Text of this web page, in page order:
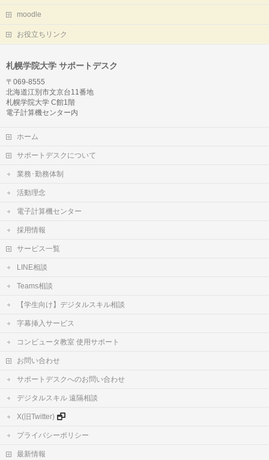
moodle
お役立ちリンク
札幌学院大学 サポートデスク
〒069-8555
北海道江別市文京台11番地
札幌学院大学 C館1階
電子計算機センター内
ホーム
サポートデスクについて
業務･勤務体制
活動理念
電子計算機センター
採用情報
サービス一覧
LINE相談
Teams相談
【学生向け】デジタルスキル相談
字幕挿入サービス
コンピュータ教室 使用サポート
お問い合わせ
サポートデスクへのお問い合わせ
デジタルスキル 遠隔相談
X(旧Twitter)
プライバシーポリシー
最新情報